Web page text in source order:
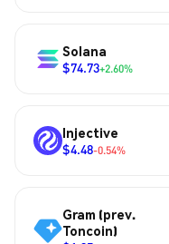
Solana
$74.73+2.60%
Injective
$4.48-0.54%
Gram (prev.
Toncoin)